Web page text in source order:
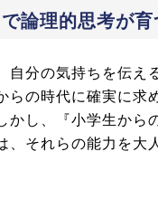
論理的思考が育
自分の気持ちを伝え
らの時代に確実に求
かし、『小学生から
、それらの能力を大